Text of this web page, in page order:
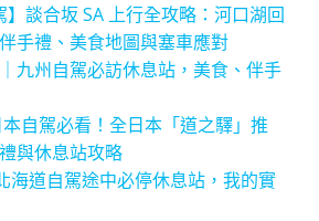
】談合坂 SA 上行全攻略：河口湖回
手禮、美食地圖與塞車應對
九州自駕必訪休息站，美食、伴手
本自駕必看！全日本「道之驛」推
與休息站攻略
海道自駕途中必停休息站，我的實